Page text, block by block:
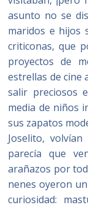
asunto no se
maridos e hijos
criticonas, que
proyectos de
estrellas de cine
salir preciosos
media de niños
sus zapatos
Joselito,
parecía que
arañazos por
nenes oyeron
curiosidad: